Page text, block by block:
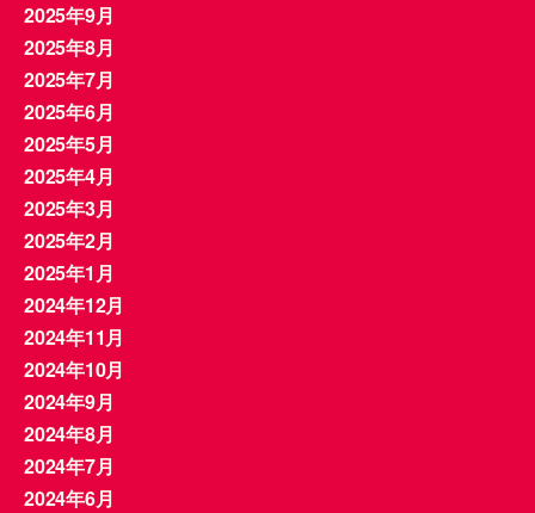
2025年9月
2025年8月
2025年7月
2025年6月
2025年5月
2025年4月
2025年3月
2025年2月
2025年1月
2024年12月
2024年11月
2024年10月
2024年9月
2024年8月
2024年7月
2024年6月